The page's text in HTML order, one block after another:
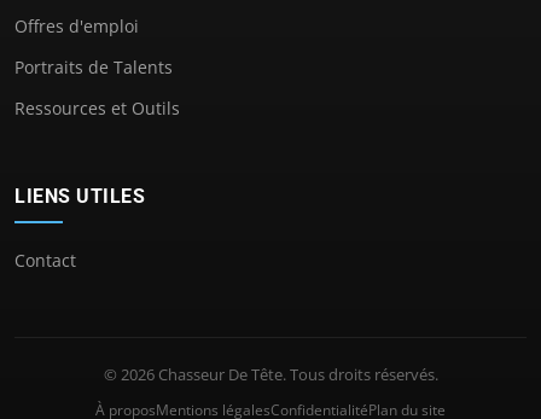
Offres d'emploi
Portraits de Talents
Ressources et Outils
LIENS UTILES
Contact
© 2026 Chasseur De Tête. Tous droits réservés.
À proposMentions légalesConfidentialitéPlan du site